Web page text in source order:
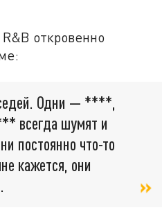
откровенно
Одни — ****,
всегда шумят и
постоянно что-то
кажется, они